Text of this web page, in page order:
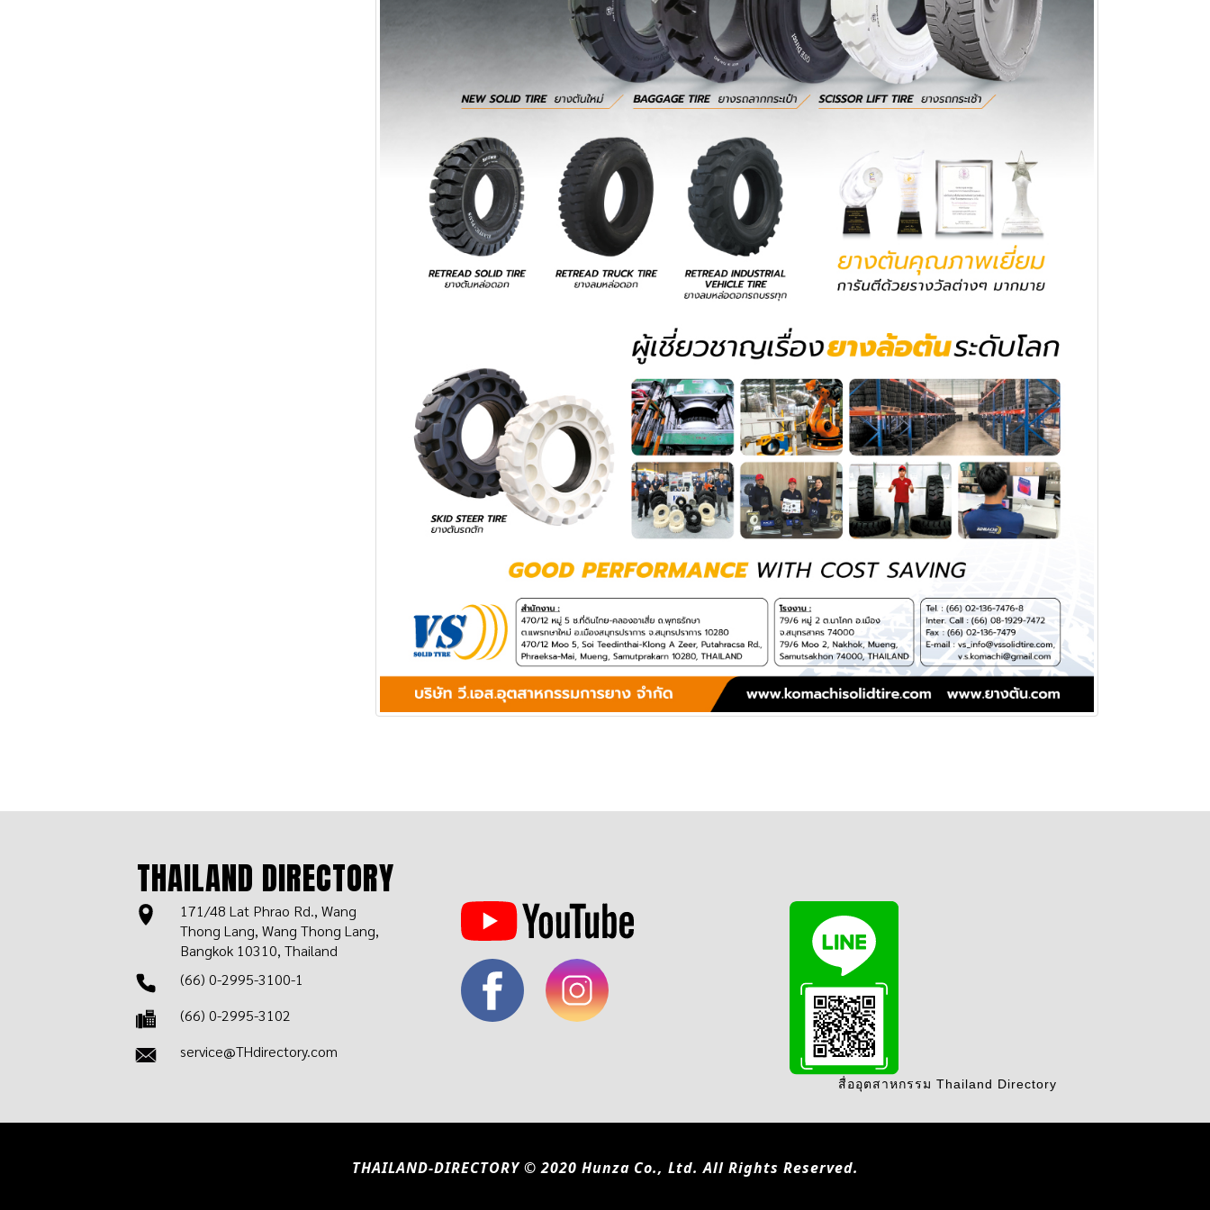
THAILAND DIRECTORY
171/48 Lat Phrao Rd., Wang
Thong Lang, Wang Thong Lang,
Bangkok 10310, Thailand
(66) 0-2995-3100-1
(66) 0-2995-3102
service@THdirectory.com
สื่ออุตสาหกรรม Thailand Directory
THAILAND-DIRECTORY © 2020 Hunza Co., Ltd. All Rights Reserved.